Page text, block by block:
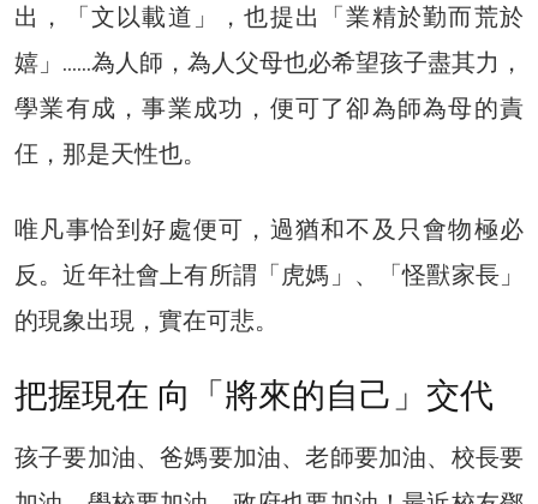
出，「文以載道」，也提出「業精於勤而荒於
嬉」……為人師，為人父母也必希望孩子盡其力，
學業有成，事業成功，便可了卻為師為母的責
仼，那是天性也。
唯凡事恰到好處便可，過猶和不及只會物極必
反。近年社會上有所謂「虎媽」、「怪獸家長」
的現象出現，實在可悲。
把握現在 向「將來的自己」交代
孩子要加油、爸媽要加油、老師要加油、校長要